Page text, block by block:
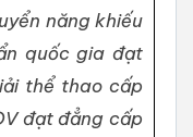
năng khiếu
quốc gia đạt
thể thao cấp
đạt đẳng cấp